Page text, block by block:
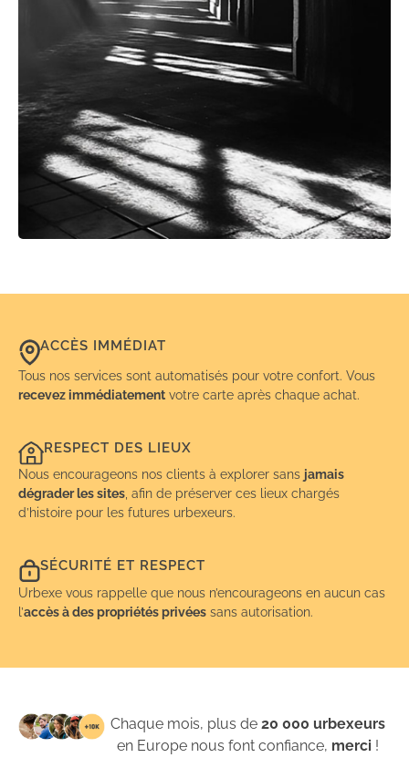
ACCÈS IMMÉDIAT
Tous nos services sont automatisés pour votre confort. Vous
recevez immédiatement votre carte après chaque achat.
RESPECT DES LIEUX
Nous encourageons nos clients à explorer sans jamais
dégrader les sites , afin de préserver ces lieux chargés
d’histoire pour les futures urbexeurs.
SÉCURITÉ ET RESPECT
Urbexe vous rappelle que nous n’encourageons en aucun cas
l’accès à des propriétés privées sans autorisation.
Chaque mois, plus de20 000 urbexeurs
en Europe nous font confiance, merci !